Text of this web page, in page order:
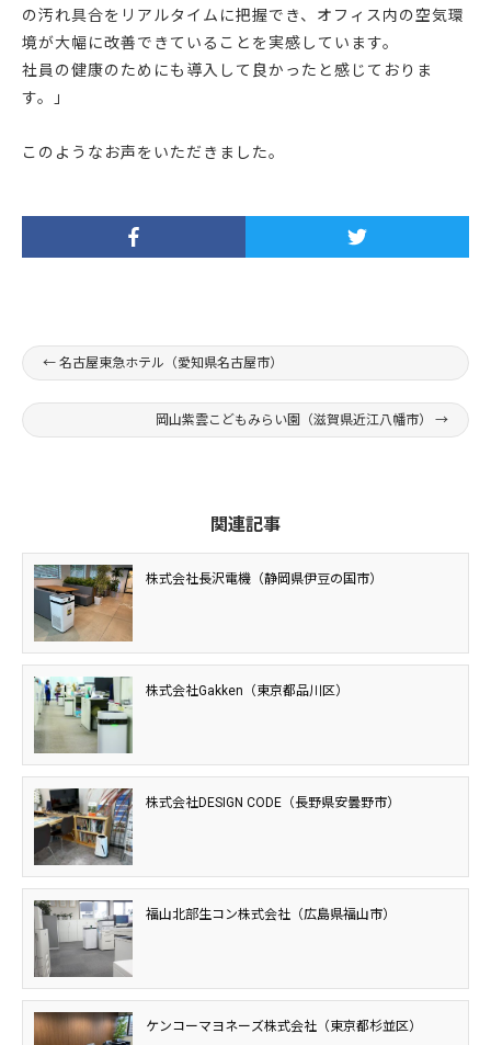
の汚れ具合をリアルタイムに把握でき、オフィス内の空気環
境が大幅に改善できていることを実感しています。
社員の健康のためにも導入して良かったと感じておりま
す。」
このようなお声をいただきました。
← 名古屋東急ホテル（愛知県名古屋市）
岡山紫雲こどもみらい園（滋賀県近江八幡市） →
関連記事
株式会社長沢電機（静岡県伊豆の国市）
株式会社Gakken（東京都品川区）
株式会社DESIGN CODE（長野県安曇野市）
福山北部生コン株式会社（広島県福山市）
ケンコーマヨネーズ株式会社（東京都杉並区）